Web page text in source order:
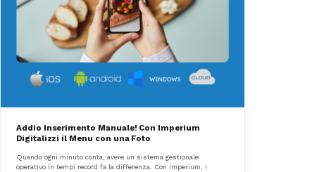
Addio Inserimento Manuale! Con Imperium
Digitalizzi il Menu con una Foto
Quando ogni minuto conta, avere un sistema gestionale
operativo in tempi record fa la differenza. Con Imperium, i